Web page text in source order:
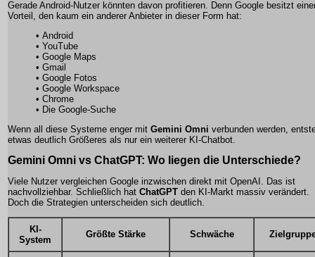
Gerade Android-Nutzer könnten davon profitieren. Denn Google besitzt
Vorteil, den kaum ein anderer Anbieter in dieser Form hat:
• Android
• YouTube
• Google Maps
• Gmail
• Google Fotos
• Google Workspace
• Chrome
• Die Google-Suche
Wenn all diese Systeme enger mit Gemini Omni verbunden werden,
etwas deutlich Größeres als nur ein weiterer KI-Chatbot.
Gemini Omni vs ChatGPT: Wo liegen die Unterschiede?
Viele Nutzer vergleichen Google inzwischen direkt mit OpenAI. Das ist
nachvollziehbar. Schließlich hat ChatGPT den KI-Markt massiv verändert.
Doch die Strategien unterscheiden sich deutlich.
KI-
System
Größte Stärke Schwäche